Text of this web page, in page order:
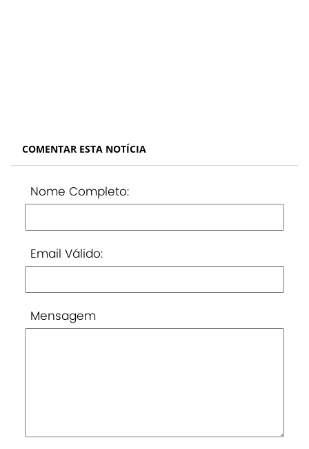
COMENTAR ESTA NOTÍCIA
Nome Completo:
Email Válido:
Mensagem